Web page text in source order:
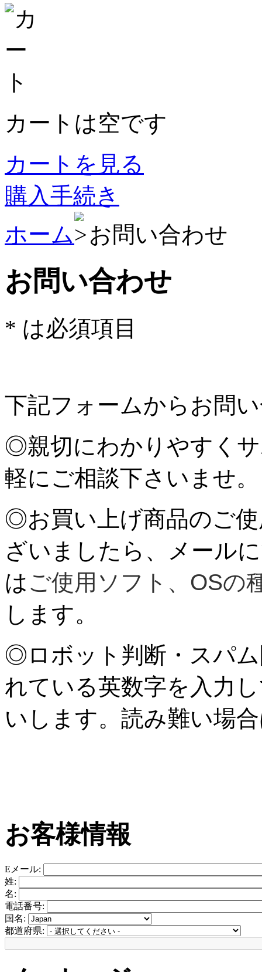
カートは空です
カートを見る
購入手続き
ホーム
お問い合わせ
お問い合わせ
* は必須項目
下記フォームからお問
◎親切にわかりやすく
軽にご相談下さいませ。
◎お買い上げ商品のご
ざいましたら、メール
はご使用ソフト、OSの
します。
◎ロボット判断・スパ
れている英数字を入力
いします。読み難い場
お客様情報
Eメール:
姓:
名:
電話番号:
国名:
都道府県: